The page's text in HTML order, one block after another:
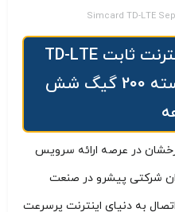
Simcard TD-LTE
معرفی سیم کارت اینترنت ثابت TD-LTE
سپنتا Sepanta با بسته 200 گیگ شش
سال تجربه درخشان در عرصه ارائه سرویس
شرکتی پیشرو در صنعت
به دنیای اینترنت پرسرعت